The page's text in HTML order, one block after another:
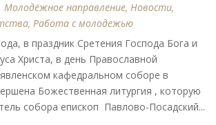
Молодёжное направление,Новости,
,Работа с молодежью
в праздник Сретения Господа Бога и
Христа, в день Православной
кафедральном соборе в
Божественная литургия , которую
собора епископ Павлово-Посадский...